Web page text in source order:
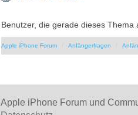
Benutzer, die gerade dieses Thema
Apple iPhone Forum Anfängerfragen
Apple iPhone Forum und